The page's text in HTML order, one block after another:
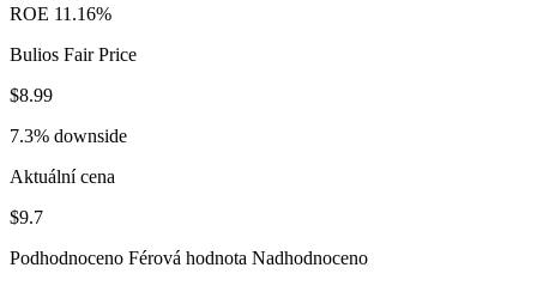
ROE 11.16%
Bulios Fair Price
$8.99
7.3% downside
Aktuální cena
$9.7
Podhodnoceno Férová hodnota Nadhodnoceno